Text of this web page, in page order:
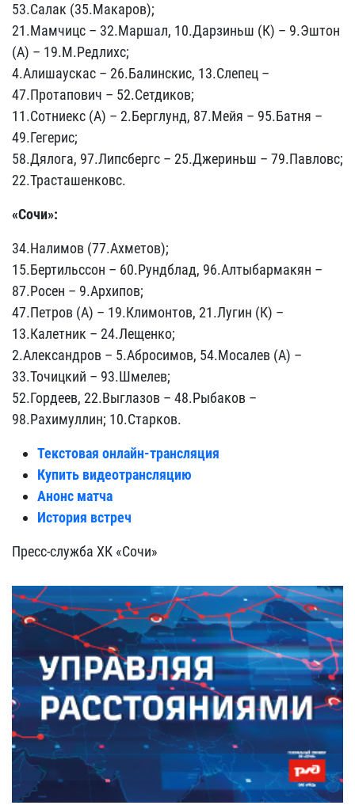
53.Салак (35.Макаров);
21.Мамчицс – 32.Маршал, 10.Дарзиньш (К) – 9.Эштон
(А) – 19.М.Редлихс;
4.Алишаускас – 26.Балинскис, 13.Слепец –
47.Протапович – 52.Сетдиков;
11.Сотниекс (А) – 2.Берглунд, 87.Мейя – 95.Батня –
49.Гегерис;
58.Дялога, 97.Липсбергс – 25.Джериньш – 79.Павловс;
22.Трасташенковс.
«Сочи»:
34.Налимов (77.Ахметов);
15.Бертильссон – 60.Рундблад, 96.Алтыбармакян –
87.Росен – 9.Архипов;
47.Петров (А) – 19.Климонтов, 21.Лугин (К) –
13.Калетник – 24.Лещенко;
2.Александров – 5.Абросимов, 54.Мосалев (А) –
33.Точицкий – 93.Шмелев;
52.Гордеев, 22.Выглазов – 48.Рыбаков –
98.Рахимуллин; 10.Старков.
Текстовая онлайн-трансляция
Купить видеотрансляцию
Анонс матча
История встреч
Пресс-служба ХК «Сочи»